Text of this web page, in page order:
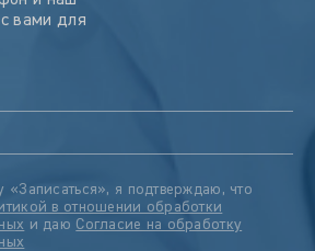
вами для
«Записаться», я подтверждаю, что
в отношении обработки
и даю Согласие на обработку